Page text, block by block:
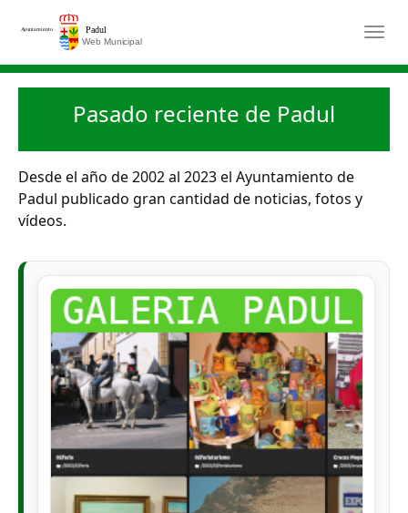
Saltar al contenido principal
Pasado reciente de Padul
Desde el año de 2002 al 2023 el Ayuntamiento de
Padul publicado gran cantidad de noticias, fotos y
vídeos.